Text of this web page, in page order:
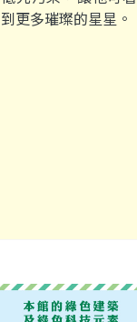
到更多璀璨的星星。